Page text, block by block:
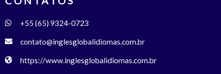
+55 (65) 9324-0723
contato@inglesglobalidiomas.com.br
https://www.inglesglobalidiomas.com.br